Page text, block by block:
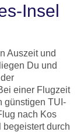
Insel
Auszeit und
Du und
einer Flugzeit
günstigen TUI-
nach Kos
begeistert durch